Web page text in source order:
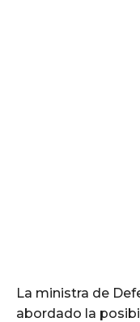
La ministra de
abordado la